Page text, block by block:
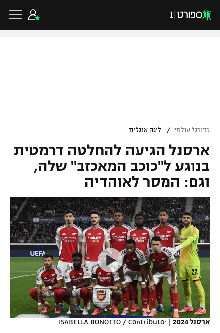
VOD
רץ ברשת
תוצאות
גביע הטוטו
ליגיונרים
גביע המדינה
נבחרת ישראל
מכבי חיפה
בית"ר ירושלים
מכבי תל אביב
הפועל תל אביב
ליגת האלופות
ליגה אירופית
ליגה אנגלית
ליגה גרמנית
ליגה ספרדית
ליגה איטלקית
ליגה צרפתית
ליגה הולנדית
כדורסל ישראלי
ליגת ווינר סל
ליגה לאומית
כדורסל נשים
מכבי תל אביב
הפועל חולון
הפועל ירושלים
דני אבדיה
כדורסל עולמי
NBA
יורוליג
יורוקאפ
ענפים נוספים
טניס
כדוריד
כדורעף
שחייה
כדורגל עולמי / ליגה אנגלית
ארסנל הגיעה להחלטה דרמטית
בנוגע ל"כוכב המאכזב" שלה,
וגם: המסר לאוהדיה
ארסנל 2024 |
ISABELLA BONOTTO / Contributor